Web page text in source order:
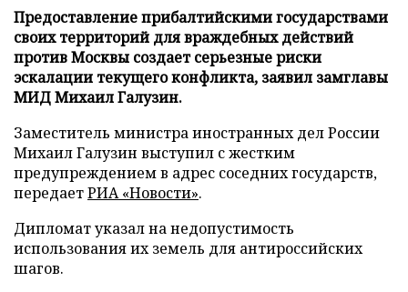
Предоставление прибалтийскими государствами
своих территорий для враждебных действий
против Москвы создает серьезные риски
эскалации текущего конфликта, заявил замглавы
МИД Михаил Галузин.
Заместитель министра иностранных дел России
Михаил Галузин выступил с жестким
предупреждением в адрес соседних государств,
передаетРИА «Новости».
Дипломат указал на недопустимость
использования их земель для антироссийских
шагов.